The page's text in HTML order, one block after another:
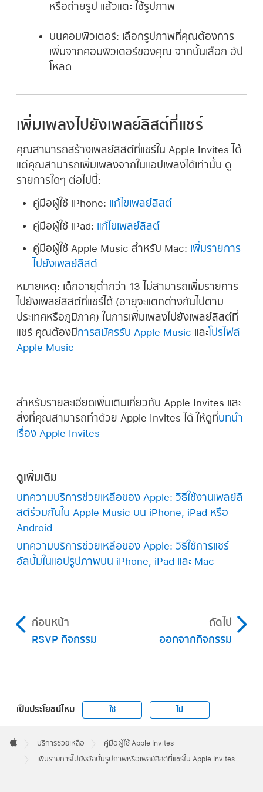
หรือถ่ายรูป แล้วแตะ ใช้รูปภาพ
บนคอมพิวเตอร์: เลือกรูปภาพที่คุณต้องการ
เพิ่มจากคอมพิวเตอร์ของคุณ จากนั้นเลือก อัป
โหลด
เพิ่มเพลงไปยังเพลย์ลิสต์ที่แชร์
คุณสามารถสร้างเพลย์ลิสต์ที่แชร์ใน Apple Invites ได้
แต่คุณสามารถเพิ่มเพลงจากในแอปเพลงได้เท่านั้น ดู
รายการใดๆ ต่อไปนี้:
คู่มือผู้ใช้ iPhone: แก้ไขเพลย์ลิสต์
คู่มือผู้ใช้ iPad: แก้ไขเพลย์ลิสต์
คู่มือผู้ใช้ Apple Music สำหรับ Mac: เพิ่มรายการ
ไปยังเพลย์ลิสต์
หมายเหตุ: เด็กอายุต่ำกว่า 13 ไม่สามารถเพิ่มรายการ
ไปยังเพลย์ลิสต์ที่แชร์ได้ (อายุจะแตกต่างกันไปตาม
ประเทศหรือภูมิภาค) ในการเพิ่มเพลงไปยังเพลย์ลิสต์ที่
แชร์ คุณต้องมีการสมัครรับ Apple Music และโปรไฟล์
Apple Music
สำหรับรายละเอียดเพิ่มเติมเกี่ยวกับ Apple Invites และ
สิ่งที่คุณสามารถทำด้วย Apple Invites ได้ ให้ดูที่บทนำ
เรื่อง Apple Invites
ดูเพิ่มเติม
บทความบริการช่วยเหลือของ Apple: วิธีใช้งานเพลย์ลิ
สต์ร่วมกันใน Apple Music บน iPhone, iPad หรือ
Android
บทความบริการช่วยเหลือของ Apple: วิธีใช้การแชร์
อัลบั้มในแอปรูปภาพบน iPhone, iPad และ Mac
ก่อนหน้า
RSVP กิจกรรม
ถัดไป
ออกจากกิจกรรม
เป็นประโยชน์ไหม ใช่ ไม่
Footer

บริการช่วยเหลือ คู่มือผู้ใช้ Apple Invites
เพิ่มรายการไปยังอัลบั้มรูปภาพหรือเพลย์ลิสต์ที่แชร์ใน Apple Invites